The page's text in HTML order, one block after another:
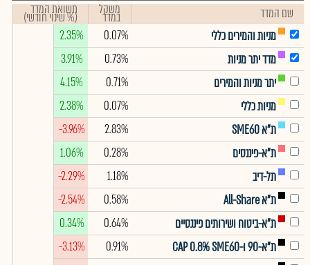
שם המדד משקל
במדד תשואת המדד
(% שינוי חודשי)
מניות והמירים כללי
0.07%
2.35%
מדד יתר מניות
0.73%
3.91%
יתר מניות והמירים
0.71%
4.15%
מניות כללי
0.07%
2.38%
ת"א SME60
2.83%
-3.96%
ת"א-פיננסים
0.28%
1.06%
תל-דיב
1.18%
-2.29%
ת"א All-Share
0.58%
-2.54%
ת"א-ביטוח ושירותים פיננסיים
0.64%
0.34%
ת"א-90 ו-CAP 0.8% SME60
0.91%
-3.13%